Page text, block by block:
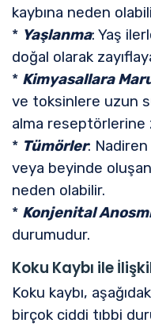
kaybına neden
* Yaşlanma: Yaş
doğal olarak
* Kimyasallara
ve toksinlere uzun
alma reseptörlerine
* Tümörler:
veya beyinde
neden olabilir.
* Konjenital
durumudur.
Koku Kaybı ile
Koku kaybı,
birçok ciddi tıbbi